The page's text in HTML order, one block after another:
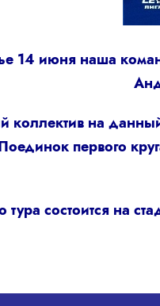
14 июня наша
коллектив на
первого
тура состоится на